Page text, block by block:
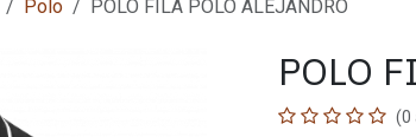
Polo POLO FILA POLO ALEJANDRO
POLO
(0